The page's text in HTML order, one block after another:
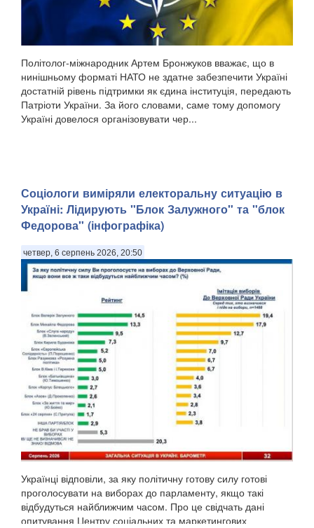
Політолог-міжнародник Артем Бронжуков вважає, що в
нинішньому форматі НАТО не здатне забезпечити Україні
достатній рівень підтримки як єдина інституція, передають
Патріоти України. За його словами, саме тому допомогу
Україні довелося організовувати чер...
Соціологи виміряли електоральну ситуацію в
Україні: ​Лідирують "Блок Залужного" та "блок
Федорова" (інфографіка)
четвер, 6 серпень 2026, 20:50
Українці відповіли, за яку політичну готову силу готові
проголосувати на виборах до парламенту, якщо такі
відбудуться найближчим часом. Про це свідчать дані
опитування Центру соціальних та маркетингових